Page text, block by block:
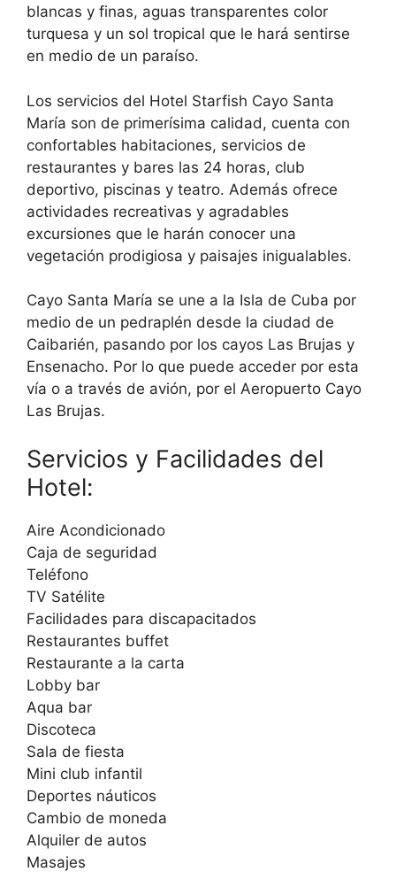
blancas y finas, aguas transparentes color
turquesa y un sol tropical que le hará sentirse
en medio de un paraíso.
Los servicios del Hotel Starfish Cayo Santa
María son de primerísima calidad, cuenta con
confortables habitaciones, servicios de
restaurantes y bares las 24 horas, club
deportivo, piscinas y teatro. Además ofrece
actividades recreativas y agradables
excursiones que le harán conocer una
vegetación prodigiosa y paisajes inigualables.
Cayo Santa María se une a la Isla de Cuba por
medio de un pedraplén desde la ciudad de
Caibarién, pasando por los cayos Las Brujas y
Ensenacho. Por lo que puede acceder por esta
vía o a través de avión, por el Aeropuerto Cayo
Las Brujas.
Servicios y Facilidades del
Hotel:
Aire Acondicionado
Caja de seguridad
Teléfono
TV Satélite
Facilidades para discapacitados
Restaurantes buffet
Restaurante a la carta
Lobby bar
Aqua bar
Discoteca
Sala de fiesta
Mini club infantil
Deportes náuticos
Cambio de moneda
Alquiler de autos
Masajes